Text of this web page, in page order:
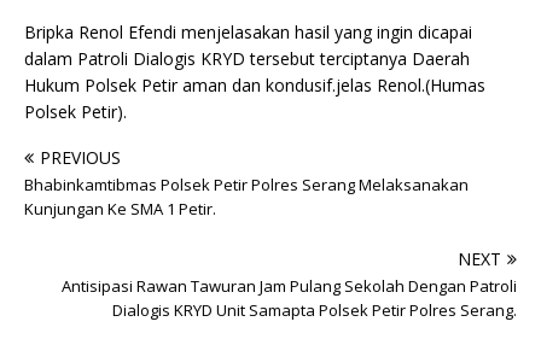
Bripka Renol Efendi menjelasakan hasil yang ingin dicapai
dalam Patroli Dialogis KRYD tersebut terciptanya Daerah
Hukum Polsek Petir aman dan kondusif.jelas Renol.(Humas
Polsek Petir).
PREVIOUS
Bhabinkamtibmas Polsek Petir Polres Serang Melaksanakan
Kunjungan Ke SMA 1 Petir.
NEXT
Antisipasi Rawan Tawuran Jam Pulang Sekolah Dengan Patroli
Dialogis KRYD Unit Samapta Polsek Petir Polres Serang.